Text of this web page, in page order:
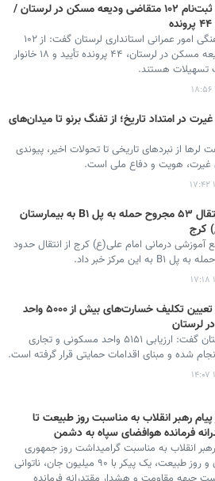
ثبت‌نام ۱۰۲ متقاضی ودیعه مسکن در لرستان /
معاون هماهنگی امور عمرانی استانداری لرستان گفت: از ۱۰۲
ثبت‌نامی ودیعه مسکن در لرستان، ۴۴ پرونده تأیید و ۱۸ خانوار
تسهیلات هستند.
غیرت در امتداد تاریخ؛ از تفنگ برنو تا میدان‌های
از نبردهای تاریخی تا تحولات اخیر، پیوندی
غیرت، هویت و دفاع ملی است.
انتقال ۵۳ مجروح حمله به پل B۱ به بیمارستان
کرج
درمانی امام علی(ع) کرج از انتقال حدود
تعیین‌ تکلیف خسارت‌های بیش از ۵۰۰۰ واحد
لرستان
استاندار لرستان گفت: ارزیابی ۵۱۵۱ واحد مسکونی و تجاری
شده و مبنای اقدامات حمایتی قرار گرفته است.
پیام رهبر انقلاب به مناسبت روز طبیعت تا
فرمانده هوافضای سپاه به دشمن
رهبر انقلاب به مناسبت گرامیداشت روز جمهوری
اسلامی ایران و روز طبیعت، یک پیکر با ۹۰ میلیون جان، ناتوانی